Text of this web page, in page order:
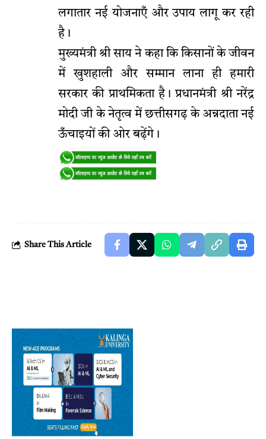
लगातार नई योजनाएँ और उपाय लागू कर रही
है।
मुख्यमंत्री श्री साय ने कहा कि किसानों के जीवन
में खुशहाली और सम्मान लाना ही हमारी
सरकार की प्राथमिकता है। प्रधानमंत्री श्री नरेंद्र
मोदी जी के नेतृत्व में छत्तीसगढ़ के अन्नदाता नई
ऊँचाइयों की ओर बढ़ेंगे।
Share This Article